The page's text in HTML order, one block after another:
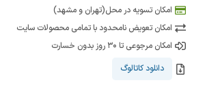
امکان تسویه در محل(تهران و مشهد)
امکان تعویض نامحدود با تمامی محصولات سایت
امکان مرجوعی تا 30 روز بدون خسارت
دانلود کاتالوگ